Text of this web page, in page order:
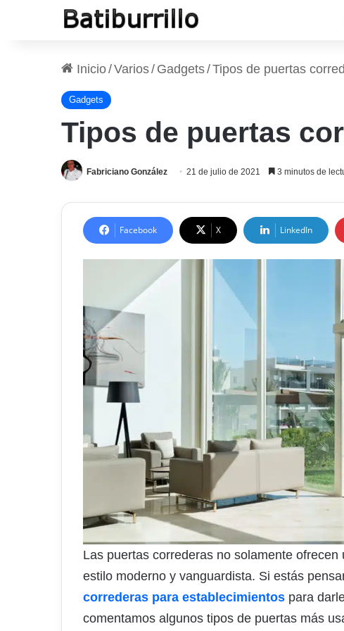
Inicio/Varios/ Gadgets/Tipos de puertas
Gadgets
Tipos de puertas
Fabriciano González 21 de julio de 2021 3 minutos de
Facebook X LinkedIn
Las puertas correderas no solamente
estilo moderno y vanguardista. Si estás
correderas para establecimientos para
comentamos algunos tipos de puertas más